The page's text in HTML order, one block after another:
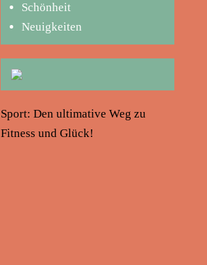
Schönheit
Neuigkeiten
Sport: Den ultimative Weg zu
Fitness und Glück!